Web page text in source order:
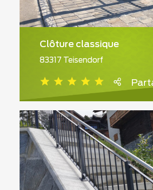
Clôture classique
83317 Teisendorf